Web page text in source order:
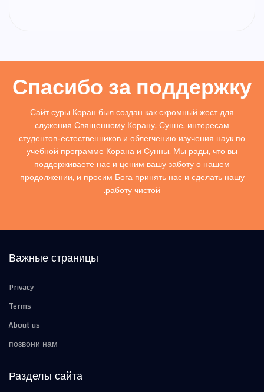
Спасибо за поддержку
Сайт суры Коран был создан как скромный жест для
служения Священному Корану, Сунне, интересам
студентов-естественников и облегчению изучения наук по
учебной программе Корана и Сунны. Мы рады, что вы
поддерживаете нас и ценим вашу заботу о нашем
продолжении, и просим Бога принять нас и сделать нашу
работу чистой.
Важные страницы
Privacy
Terms
About us
позвони нам
Разделы сайта